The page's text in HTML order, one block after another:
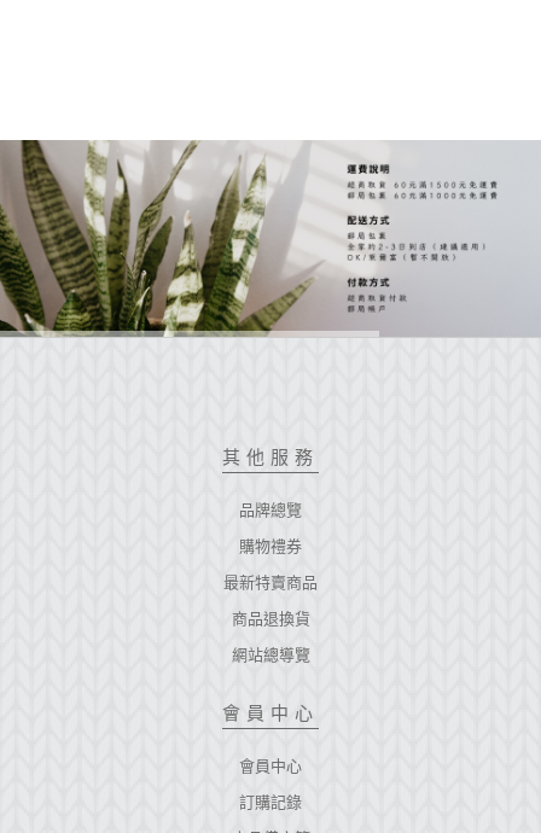
其他服務
品牌總覽
購物禮券
最新特賣商品
商品退換貨
網站總導覽
會員中心
會員中心
訂購記錄